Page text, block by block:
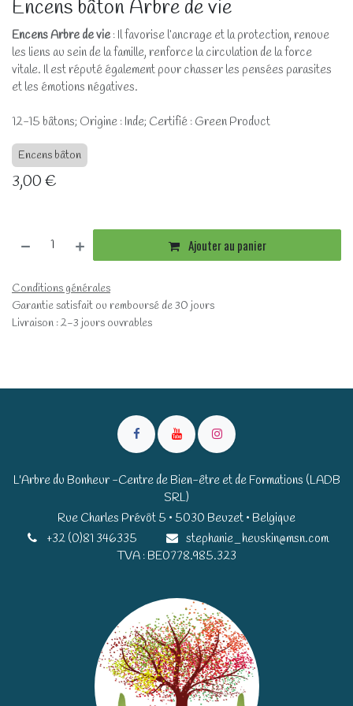
Encens bâton Arbre de vie
Encens Arbre de vie : Il favorise l’ancrage et la protection, renoue
les liens au sein de la famille, renforce la circulation de la force
vitale. Il est réputé également pour chasser les pensées parasites
et les émotions négatives.
12-15 bâtons; Origine : Inde; Certifié : Green Product
Encens bâton
3,00€
Ajouter au panier
Conditions générales
Garantie satisfait ou remboursé de 30 jours
Livraison : 2-3 jours ouvrables
L'Arbre du Bonheur -Centre de Bien-être et de Formations (LADB
SRL)
Rue Charles Prévôt 5 • 5030 Beuzet • Belgique​​
+32 (0)81 346335
stephanie_heuskin@msn.com
TVA : BE0778.985.323